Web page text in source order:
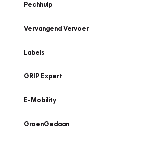
Pechhulp
Vervangend Vervoer
Labels
GRIP Expert
E-Mobility
GroenGedaan